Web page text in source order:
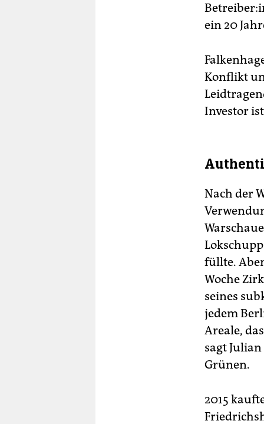
ein 20
Konflikt
Investor
Nach der
füllte.
Woche
seines
jedem
Areale,
sagt
Grünen.
2015